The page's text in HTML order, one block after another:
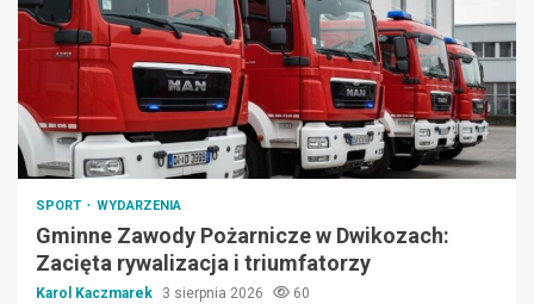
SPORT WYDARZENIA
Gminne Zawody Pożarnicze w Dwikozach:
Zacięta rywalizacja i triumfatorzy
Karol Kaczmarek 3 sierpnia 2026 60